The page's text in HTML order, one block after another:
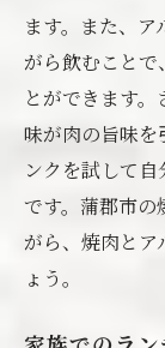
至福
特別
家族
特別
至福
焼肉とア
ます。また、
がら飲むこと
とができます
味が肉の旨味を
ンクを試して
です。蒲郡市の
がら、焼肉と
ょう。